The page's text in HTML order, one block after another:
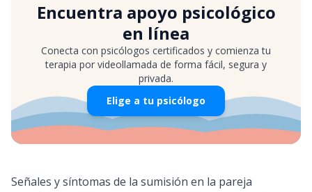
Encuentra apoyo psicológico
en línea
Conecta con psicólogos certificados y comienza tu
terapia por videollamada de forma fácil, segura y
privada.
Elige a tu psicólogo
Señales y síntomas de la sumisión en la pareja